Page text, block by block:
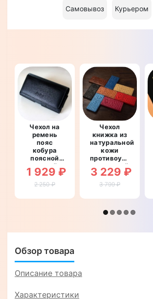
Самовывоз Курьером
Чехол на
ремень
пояс
кобура
поясной
кожаный c
карманами
для
Ace 2 / 11R
1 929 ₽
2 250 ₽
Чехол
книжка из
натуральной
кожи
противоударный
магнитный
для
OnePlus
"CROCO
3 229 ₽
3 799 ₽
Обзор товара
Описание товара
Характеристики